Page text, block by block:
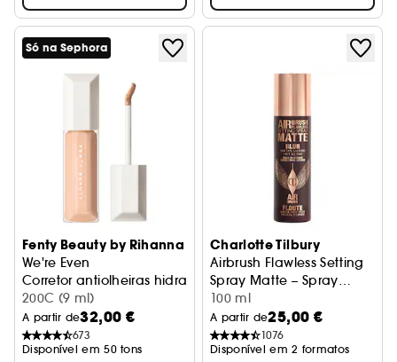
Só na Sephora
Fenty Beauty by Rihanna
We're Even
Corretor antiolheiras hidratante de longa duração
200C (9 ml)
A partir de32,00 €
673
Disponível em 50 tons
Charlotte Tilbury
Airbrush Flawless Setting
Spray Matte – Spray
fixador mate
100 ml
A partir de25,00 €
1076
Disponível em 2 formatos